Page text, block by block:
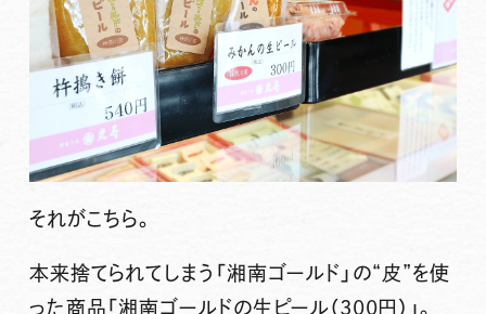
それがこちら。
本来捨てられてしまう「湘南ゴールド」の“皮”を使
った商品「湘南ゴールドの生ピール（300円）」。